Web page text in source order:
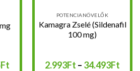
Ft Ártartomány:
POTENCIANÖVELŐK
Kamagra Zselé (Sildenafil
100 mg)
2.993Ft – 34.493Ft